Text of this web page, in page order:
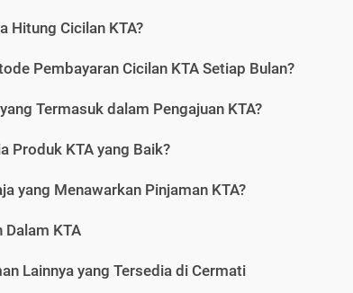
Hitung Cicilan KTA?
Pembayaran Cicilan KTA Setiap Bulan?
Termasuk dalam Pengajuan KTA?
Produk KTA yang Baik?
yang Menawarkan Pinjaman KTA?
KTA
Lainnya yang Tersedia di Cermati